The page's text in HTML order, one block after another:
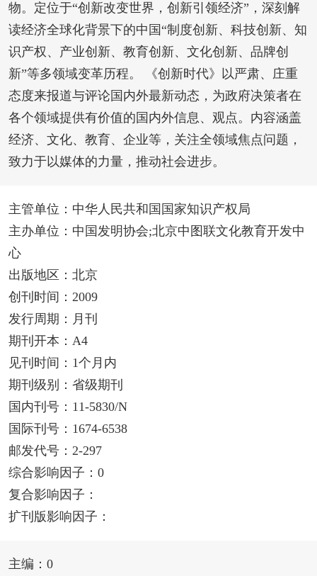
物。定位于“创新改变世界，创新引领经济”，深刻解
读经济全球化背景下的中国“制度创新、科技创新、知
识产权、产业创新、教育创新、文化创新、品牌创
新”等多领域变革历程。 《创新时代》以严肃、庄重
态度来报道与评论国内外最新动态，为政府决策者在
各个领域提供有价值的国内外信息、观点。内容涵盖
经济、文化、教育、企业等，关注全领域焦点问题，
致力于以媒体的力量，推动社会进步。
主管单位：中华人民共和国国家知识产权局
主办单位：中国发明协会;北京中图联文化教育开发中
心
出版地区：北京
创刊时间：2009
发行周期：月刊
期刊开本：A4
见刊时间：1个月内
期刊级别：省级期刊
国内刊号：11-5830/N
国际刊号：1674-6538
邮发代号：2-297
综合影响因子：0
复合影响因子：
扩刊版影响因子：
主编：0